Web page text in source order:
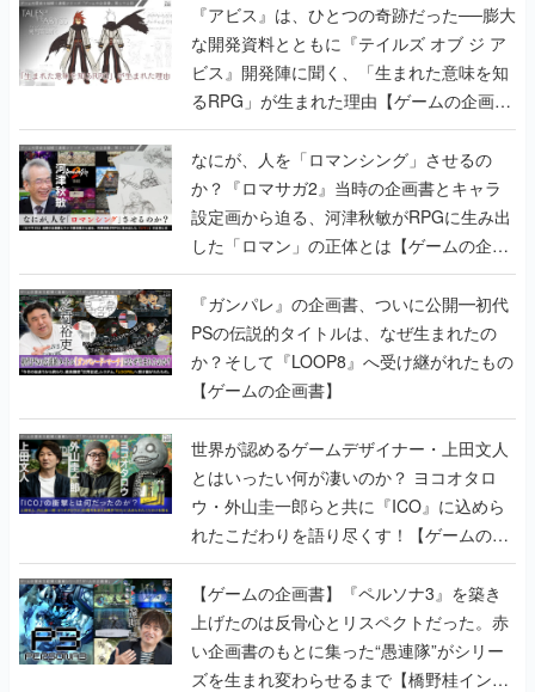
『アビス』は、ひとつの奇跡だった──膨大
な開発資料とともに『テイルズ オブ ジ ア
ビス』開発陣に聞く、「生まれた意味を知
るRPG」が生まれた理由【ゲームの企画
書】
なにが、人を「ロマンシング」させるの
か？『ロマサガ2』当時の企画書とキャラ
設定画から迫る、河津秋敏がRPGに生み出
した「ロマン」の正体とは【ゲームの企画
書】
『ガンパレ』の企画書、ついに公開━初代
PSの伝説的タイトルは、なぜ生まれたの
か？そして『LOOP8』へ受け継がれたもの
【ゲームの企画書】
世界が認めるゲームデザイナー・上田文人
とはいったい何が凄いのか？ ヨコオタロ
ウ・外山圭一郎らと共に『ICO』に込めら
れたこだわりを語り尽くす！【ゲームの企
画書】
【ゲームの企画書】『ペルソナ3』を築き
上げたのは反骨心とリスペクトだった。赤
い企画書のもとに集った“愚連隊”がシリー
ズを生まれ変わらせるまで【橋野桂インタ